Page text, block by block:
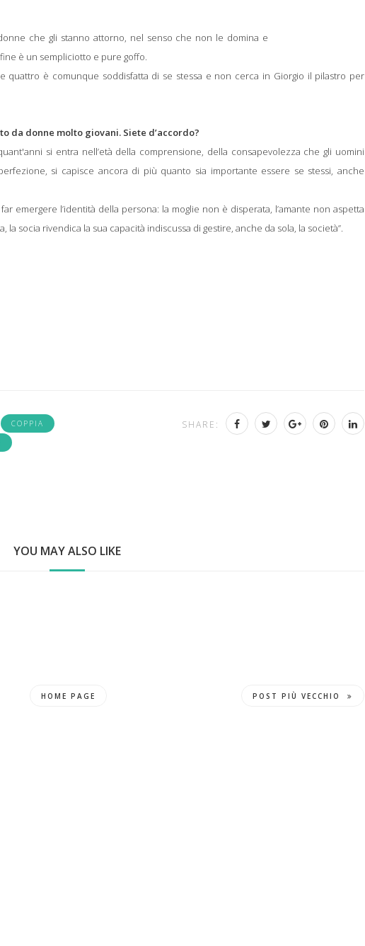
che gli stanno attorno, nel senso che non le domina e
è un sempliciotto e pure goffo.
quattro è comunque soddisfatta di se stessa e non cerca in Giorgio il pilastro per
da donne molto giovani. Siete d’accordo?
si entra nell’età della comprensione, della consapevolezza che gli uomini
si capisce ancora di più quanto sia importante essere se stessi, anche
emergere l’identità della persona: la moglie non è disperata, l’amante non aspetta
socia rivendica la sua capacità indiscussa di gestire, anche da sola, la società”.
COPPIA
SHARE:
YOU MAY ALSO LIKE
HOME PAGE POST PIÙ VECCHIO